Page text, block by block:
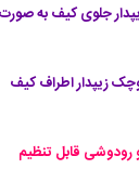
جلوی کیف به
زیپدار اطراف کیف
رودوشی قابل تنظیم